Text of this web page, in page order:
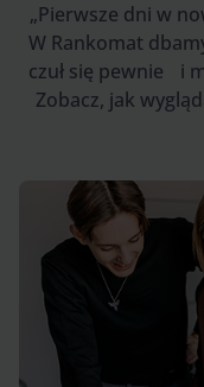
„Pierwsze dni w
W Rankomat
czuł się pewnie i
Zobacz, jak